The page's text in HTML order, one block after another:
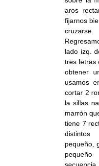
aros
fijarnos
lado izq.
tres letras
obtener
usamos
cortar 2
la sillas
marrón
tiene 7
pequeño,